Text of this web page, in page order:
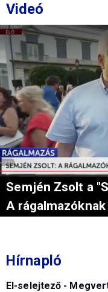
Videó
Semjén Zsolt a
A
Hírnapló
El-selejtező -